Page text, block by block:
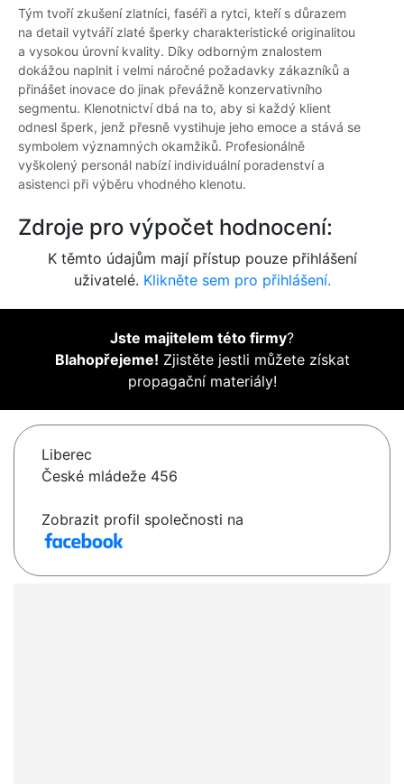
Tým tvoří zkušení zlatníci, faséři a rytci, kteří s důrazem
na detail vytváří zlaté šperky charakteristické originalitou
a vysokou úrovní kvality. Díky odborným znalostem
dokážou naplnit i velmi náročné požadavky zákazníků a
přinášet inovace do jinak převážně konzervativního
segmentu. Klenotnictví dbá na to, aby si každý klient
odnesl šperk, jenž přesně vystihuje jeho emoce a stává se
symbolem významných okamžiků. Profesionálně
vyškolený personál nabízí individuální poradenství a
asistenci při výběru vhodného klenotu.
Zdroje pro výpočet hodnocení:
K těmto údajům mají přístup pouze přihlášení
uživatelé. Klikněte sem pro přihlášení.
Jste majitelem této firmy?
Blahopřejeme! Zjistěte jestli můžete získat
propagační materiály!
Liberec
České mládeže 456
Zobrazit profil společnosti na